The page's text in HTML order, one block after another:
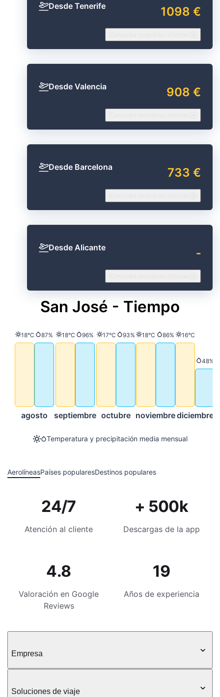
Desde Tenerife 1098 €
Desde Valencia 908 €
Desde Barcelona 733 €
Desde Alicante ‐
San José - Tiempo
Temperatura y precipitación media mensual
agosto
Temperatura
18°C Precipitación
87%
septiembre
Temperatura
18°C Precipitación
96%
octubre
Temperatura
17°C Precipitación
93%
noviembre
Temperatura
18°C Precipitación
86%
diciembre
Temperatura
16°C
48%
AerolíneasPaíses popularesDestinos populares
24/7
Atención al cliente
+ 500k
Descargas de la app
4.8
Valoración en Google
Reviews
19
Años de experiencia
Empresa
Soluciones de viaje